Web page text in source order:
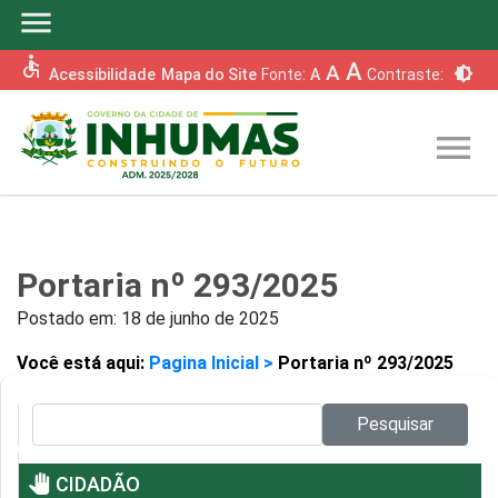
menu
accessible Acessibilidade Mapa do Site Fonte: A A A Contraste: brightness_6
menu
Portaria nº 293/2025
Postado em: 18 de junho de 2025
Você está aqui: Pagina Inicial > Portaria nº 293/2025
Pesquisar
pan_tool CIDADÃO